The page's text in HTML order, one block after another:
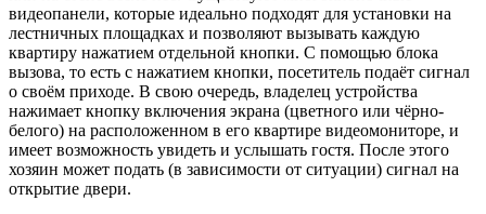
видеопанели, которые идеально подходят для установки на
лестничных площадках и позволяют вызывать каждую
квартиру нажатием отдельной кнопки. С помощью блока
вызова, то есть с нажатием кнопки, посетитель подаёт сигнал
о своём приходе. В свою очередь, владелец устройства
нажимает кнопку включения экрана (цветного или чёрно-
белого) на расположенном в его квартире видеомониторе, и
имеет возможность увидеть и услышать гостя. После этого
хозяин может подать (в зависимости от ситуации) сигнал на
открытие двери.